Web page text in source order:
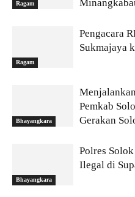
Ragam
Ragam
Pengacara
Sukmajaya
Bhayangkara
Pemkab
Gerakan
Bhayangkara
Polres
Ilegal di